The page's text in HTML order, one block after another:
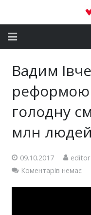
Депутатський корпус
Контакти
Вадим
голодну
млн людей
09.10.2017 editor
Коментарів немає